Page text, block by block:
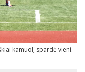
kamuolį spardė vieni.